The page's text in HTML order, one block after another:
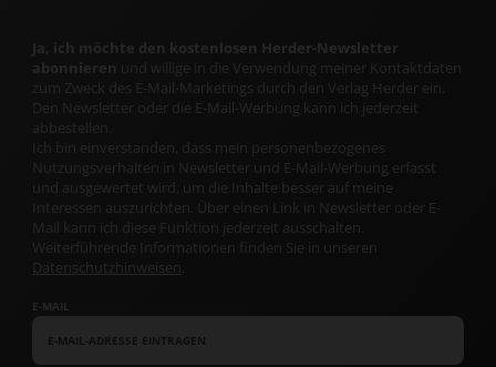
Ja, ich möchte den kostenlosen Herder-Newsletter
abonnieren und willige in die Verwendung meiner Kontaktdaten
zum Zweck des E-Mail-Marketings durch den Verlag Herder ein.
Den Newsletter oder die E-Mail-Werbung kann ich jederzeit
abbestellen.
Ich bin einverstanden, dass mein personenbezogenes
Nutzungsverhalten in Newsletter und E-Mail-Werbung erfasst
und ausgewertet wird, um die Inhalte besser auf meine
Interessen auszurichten. Über einen Link in Newsletter oder E-
Mail kann ich diese Funktion jederzeit ausschalten.
Weiterführende Informationen finden Sie in unseren
Datenschutzhinweisen
E-MAIL